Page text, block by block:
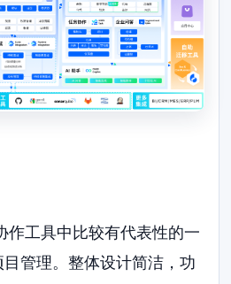
作工具中比较有代表性的一
管理。整体设计简洁，功